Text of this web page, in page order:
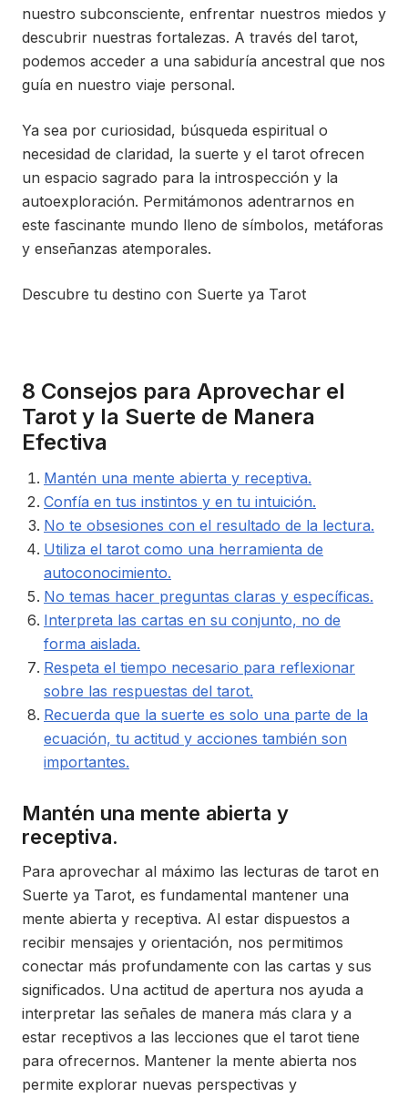
nuestro subconsciente, enfrentar nuestros miedos y
descubrir nuestras fortalezas. A través del tarot,
podemos acceder a una sabiduría ancestral que nos
guía en nuestro viaje personal.
Ya sea por curiosidad, búsqueda espiritual o
necesidad de claridad, la suerte y el tarot ofrecen
un espacio sagrado para la introspección y la
autoexploración. Permitámonos adentrarnos en
este fascinante mundo lleno de símbolos, metáforas
y enseñanzas atemporales.
Descubre tu destino con Suerte ya Tarot
8 Consejos para Aprovechar el
Tarot y la Suerte de Manera
Efectiva
Mantén una mente abierta y receptiva.
Confía en tus instintos y en tu intuición.
No te obsesiones con el resultado de la lectura.
Utiliza el tarot como una herramienta de
autoconocimiento.
No temas hacer preguntas claras y específicas.
Interpreta las cartas en su conjunto, no de
forma aislada.
Respeta el tiempo necesario para reflexionar
sobre las respuestas del tarot.
Recuerda que la suerte es solo una parte de la
ecuación, tu actitud y acciones también son
importantes.
Mantén una mente abierta y
receptiva.
Para aprovechar al máximo las lecturas de tarot en
Suerte ya Tarot, es fundamental mantener una
mente abierta y receptiva. Al estar dispuestos a
recibir mensajes y orientación, nos permitimos
conectar más profundamente con las cartas y sus
significados. Una actitud de apertura nos ayuda a
interpretar las señales de manera más clara y a
estar receptivos a las lecciones que el tarot tiene
para ofrecernos. Mantener la mente abierta nos
permite explorar nuevas perspectivas y